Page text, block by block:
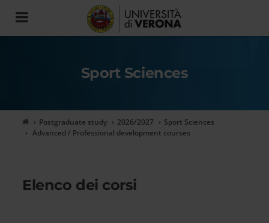
Toggle
navigation
Sport Sciences
Postgraduate study 2026/2027
Sport Sciences
Advanced / Professional development courses
Elenco dei corsi